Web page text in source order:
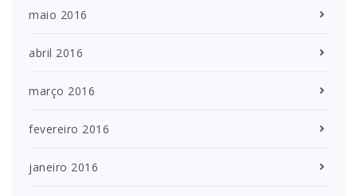
maio 2016
abril 2016
março 2016
fevereiro 2016
janeiro 2016